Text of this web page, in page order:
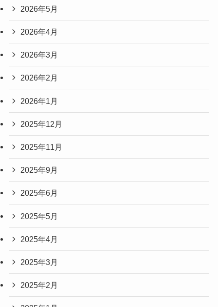
2026年5月
2026年4月
2026年3月
2026年2月
2026年1月
2025年12月
2025年11月
2025年9月
2025年6月
2025年5月
2025年4月
2025年3月
2025年2月